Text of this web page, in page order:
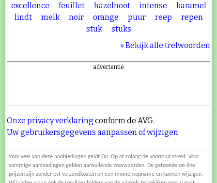
excellence
feuillet hazelnoot intense
karamel
lindt
melk noir orange puur reep
repen
stuk
stuks
» Bekijk alle trefwoorden
advertentie
Onze privacy verklaring conform de AVG.
Uw gebruikersgegevens aanpassen of wijzigen
Voor veel van deze aanbiedingen geldt Op=Op of zolang de voorraad strekt. Voor
sommige aanbiedingen gelden aanvullende voorwaarden. De getoonde on-line
prijzen zijn zonder evt verzendkosten en een momentopname en kunnen wijzigen.